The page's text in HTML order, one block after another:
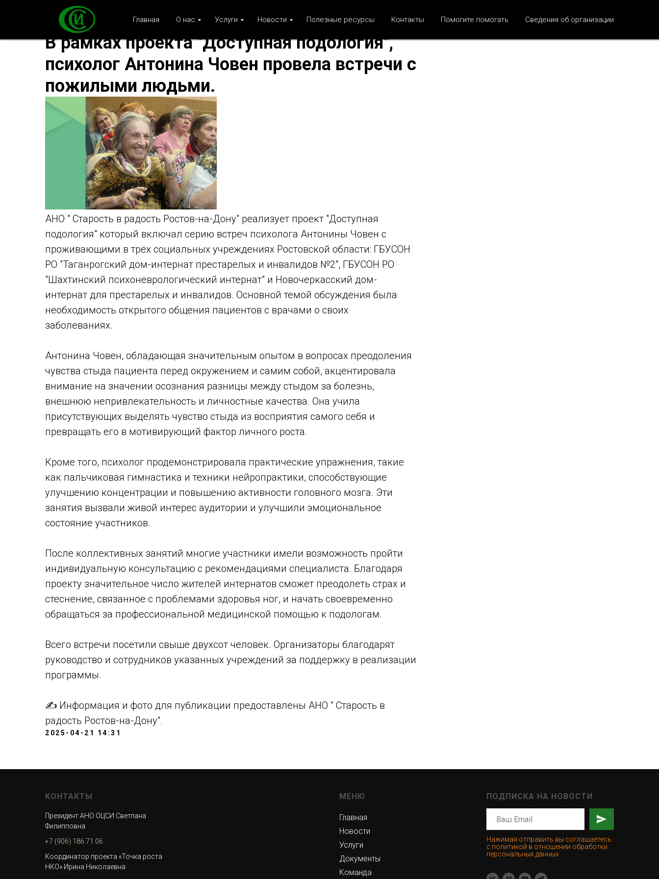
Главная О нас Услуги Новости Полезные ресурсы Контакты Помогите помогать Сведения об организации
В рамках проекта "Доступная подология",
психолог Антонина Човен провела встречи с
пожилыми людьми.
АНО " Старость в радость Ростов-на-Дону" реализует проект "Доступная
подология" который включал серию встреч психолога Антонины Човен с
проживающими в трёх социальных учреждениях Ростовской области: ГБУСОН
РО "Таганрогский дом-интернат престарелых и инвалидов №2", ГБУСОН РО
"Шахтинский психоневрологический интернат" и Новочеркасский дом-
интернат для престарелых и инвалидов. Основной темой обсуждения была
необходимость открытого общения пациентов с врачами о своих
заболеваниях.
Антонина Човен, обладающая значительным опытом в вопросах преодоления
чувства стыда пациента перед окружением и самим собой, акцентировала
внимание на значении осознания разницы между стыдом за болезнь,
внешнюю непривлекательность и личностные качества. Она учила
присутствующих выделять чувство стыда из восприятия самого себя и
превращать его в мотивирующий фактор личного роста.
Кроме того, психолог продемонстрировала практические упражнения, такие
как пальчиковая гимнастика и техники нейропрактики, способствующие
улучшению концентрации и повышению активности головного мозга. Эти
занятия вызвали живой интерес аудитории и улучшили эмоциональное
состояние участников.
После коллективных занятий многие участники имели возможность пройти
индивидуальную консультацию с рекомендациями специалиста. Благодаря
проекту значительное число жителей интернатов сможет преодолеть страх и
стеснение, связанное с проблемами здоровья ног, и начать своевременно
обращаться за профессиональной медицинской помощью к подологам.
Всего встречи посетили свыше двухсот человек. Организаторы благодарят
руководство и сотрудников указанных учреждений за поддержку в реализации
программы.
✍️ Информация и фото для публикации предоставлены АНО " Старость в
радость Ростов-на-Дону".
2025-04-21 14:31
КОНТАКТЫ
Президент АНО ОЦСИ Светлана
Филипповна
+7 (906) 186 71 06
Координатор проекта «Точка роста
НКО» Ирина Николаевна
МЕНЮ
Главная
Новости
Услуги
Документы
Команда
ПОДПИСКА НА НОВОСТИ
Нажимая отправить вы соглашаетесь
с политикой в отношении обработки
персональных данных